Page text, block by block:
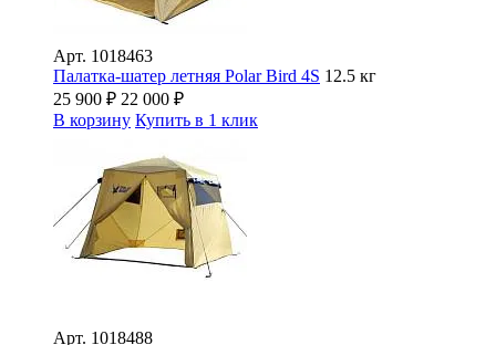
Арт. 1018463
Палатка-шатер летняя Polar Bird 4S 12.5 кг
25 900 ₽ 22 000 ₽
В корзину Купить в 1 клик
Арт. 1018488